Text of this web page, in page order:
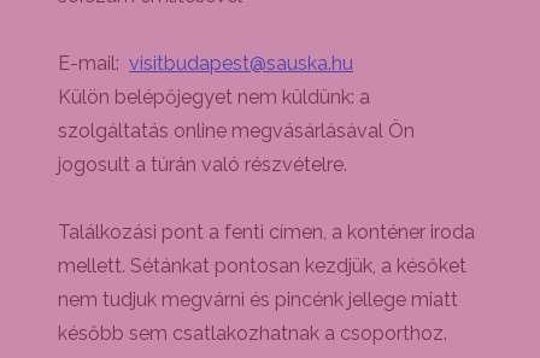
E-mail: visitbudapest@sauska.hu
Külön belépőjegyet nem küldünk: a
szolgáltatás online megvásárlásával Ön
jogosult a túrán való részvételre.
Találkozási pont a fenti címen, a konténer iroda
mellett. Sétánkat pontosan kezdjük, a későket
nem tudjuk megvárni és pincénk jellege miatt
később sem csatlakozhatnak a csoporthoz.